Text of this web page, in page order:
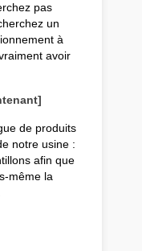
pas
un
à
avoir
de produits
notre usine :
afin que
même la